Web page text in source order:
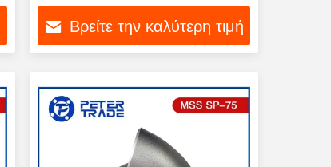
Μεγάλη ακτίνα Κεφαλάκι 90 μοίρες
ΚεφαλάκιΒρείτε την καλύτερη τιμή